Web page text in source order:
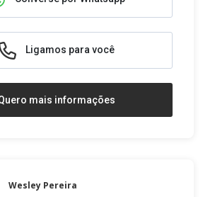
Ligamos para você
mais informações
Wesley Pereira